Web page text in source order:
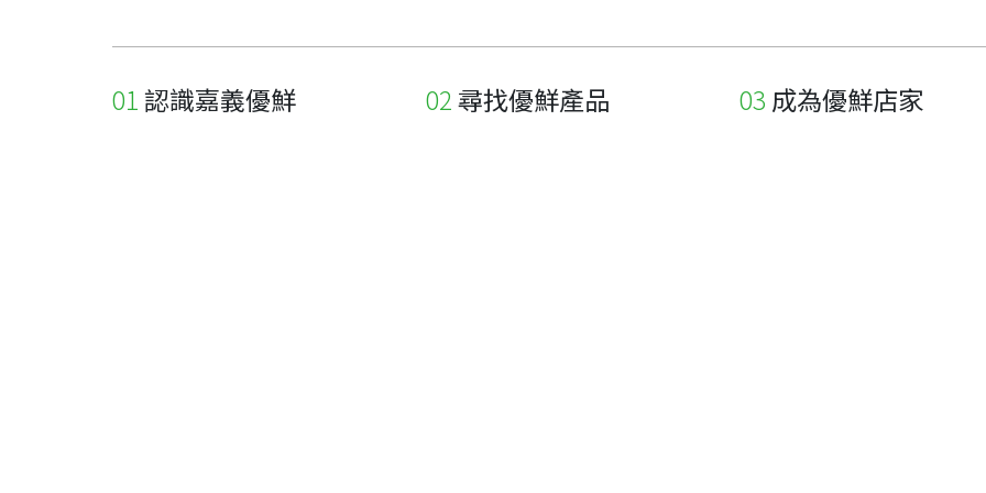
認識嘉義優鮮 尋找優鮮產品 成為優鮮店家